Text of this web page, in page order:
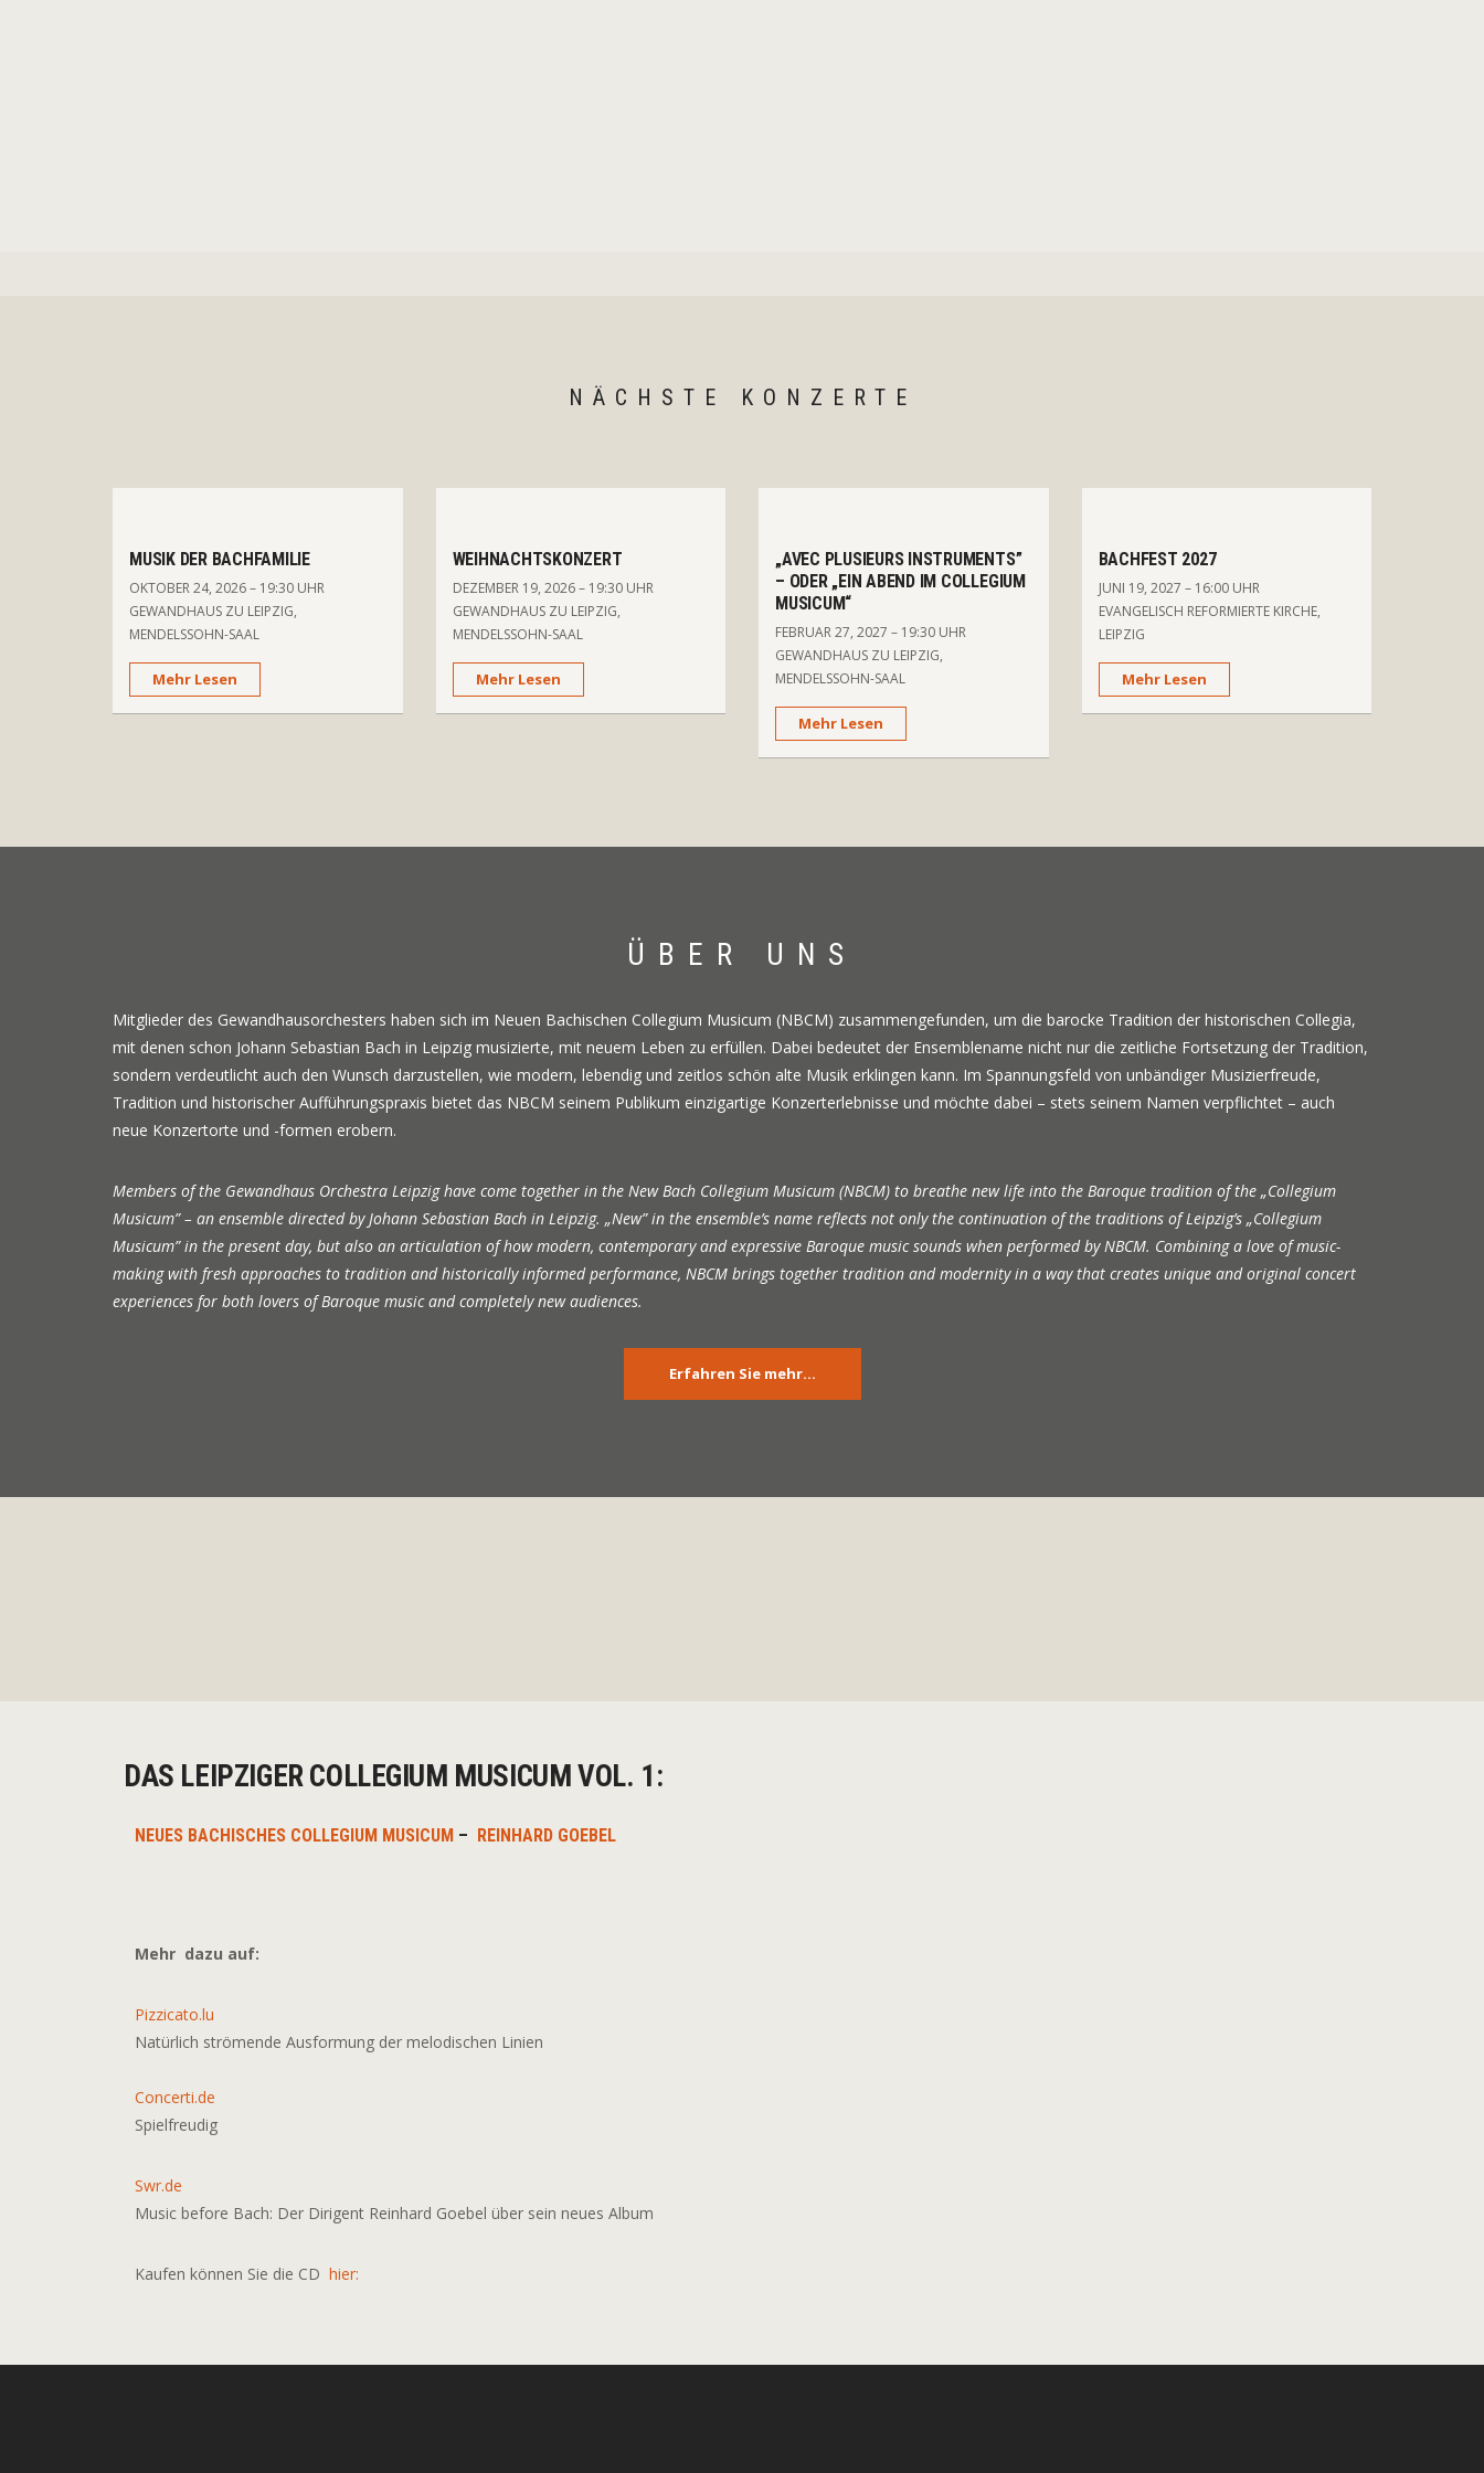
NÄCHSTE KONZERTE
MUSIK DER BACHFAMILIE
OKTOBER 24, 2026 – 19:30 UHR
GEWANDHAUS ZU LEIPZIG,
MENDELSSOHN-SAAL
Mehr Lesen
WEIHNACHTSKONZERT
DEZEMBER 19, 2026 – 19:30 UHR
GEWANDHAUS ZU LEIPZIG,
MENDELSSOHN-SAAL
Mehr Lesen
„AVEC PLUSIEURS INSTRUMENTS”
– ODER „EIN ABEND IM COLLEGIUM
MUSICUM“
FEBRUAR 27, 2027 – 19:30 UHR
GEWANDHAUS ZU LEIPZIG,
MENDELSSOHN-SAAL
Mehr Lesen
BACHFEST 2027
JUNI 19, 2027 – 16:00 UHR
EVANGELISCH REFORMIERTE KIRCHE,
LEIPZIG
Mehr Lesen
ÜBER UNS
Mitglieder des Gewandhausorchesters haben sich im Neuen Bachischen Collegium Musicum (NBCM) zusammengefunden, um die barocke Tradition der historischen Collegia,
mit denen schon Johann Sebastian Bach in Leipzig musizierte, mit neuem Leben zu erfüllen. Dabei bedeutet der Ensemblename nicht nur die zeitliche Fortsetzung der Tradition,
sondern verdeutlicht auch den Wunsch darzustellen, wie modern, lebendig und zeitlos schön alte Musik erklingen kann. Im Spannungsfeld von unbändiger Musizierfreude,
Tradition und historischer Aufführungspraxis bietet das NBCM seinem Publikum einzigartige Konzerterlebnisse und möchte dabei – stets seinem Namen verpflichtet – auch
neue Konzertorte und -formen erobern.
Members of the Gewandhaus Orchestra Leipzig have come together in the New Bach Collegium Musicum (NBCM) to breathe new life into the Baroque tradition of the „Collegium
Musicum” – an ensemble directed by Johann Sebastian Bach in Leipzig. „New” in the ensemble’s name reflects not only the continuation of the traditions of Leipzig’s „Collegium
Musicum” in the present day, but also an articulation of how modern, contemporary and expressive Baroque music sounds when performed by NBCM. Combining a love of music-
making with fresh approaches to tradition and historically informed performance, NBCM brings together tradition and modernity in a way that creates unique and original concert
experiences for both lovers of Baroque music and completely new audiences.
Erfahren Sie mehr…
DAS LEIPZIGER COLLEGIUM MUSICUM VOL. 1:
NEUES BACHISCHES COLLEGIUM MUSICUM – REINHARD GOEBEL
Mehr dazu auf:
Pizzicato.lu
Natürlich strömende Ausformung der melodischen Linien
Concerti.de
Spielfreudig
Swr.de
Music before Bach: Der Dirigent Reinhard Goebel über sein neues Album
Kaufen können Sie die CD hier: